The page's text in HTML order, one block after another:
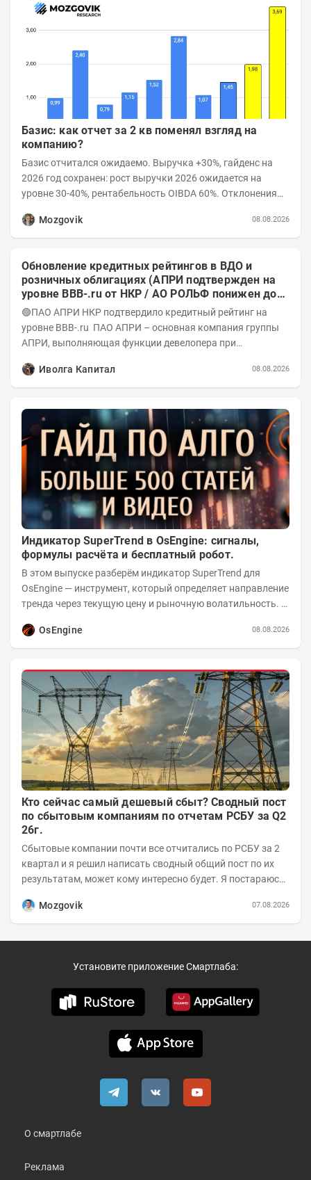
Базис: как отчет за 2 кв поменял взгляд на
компанию?
Базис отчитался ожидаемо. Выручка +30%, гайденс на
2026 год сохранен: рост выручки 2026 ожидается на
уровне 30-40%, рентабельность OIBDA 60%. Отклонения
Mozgovik
08.08.2026
Обновление кредитных рейтингов в ВДО и
розничных облигациях (АПРИ подтвержден на
уровне BBB-.ru от НКР / АО РОЛЬФ понижен до
А-(RU) / Элит Строй присвоен на уровне BBB.ru)
🟢ПАО АПРИ НКР подтвердило кредитный рейтинг на
уровне BBB-.ru ПАО АПРИ – основная компания группы
АПРИ, выполняющая функции девелопера при
Иволга Капитал
08.08.2026
Индикатор SuperTrend в OsEngine: сигналы,
формулы расчёта и бесплатный робот.
В этом выпуске разберём индикатор SuperTrend для
OsEngine — инструмент, который определяет направление
тренда через текущую цену и рыночную волатильность. В
OsEngine
08.08.2026
Кто сейчас самый дешевый сбыт? Сводный пост
по сбытовым компаниям по отчетам РСБУ за Q2
26г.
Сбытовые компании почти все отчитались по РСБУ за 2
квартал и я решил написать сводный общий пост по их
результатам, может кому интересно будет. Я постараюсь
Mozgovik
07.08.2026
Установите приложение Смартлаба:
О смартлабе
Реклама